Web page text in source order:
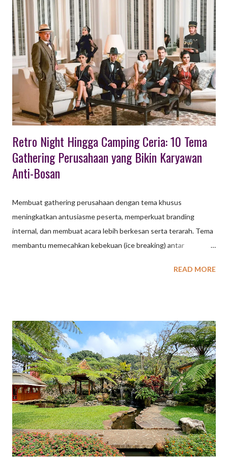
(komunikasi/kepercayaan), offroad, paintball, raftering, archery
battle, hingga gathering santai seperti BBQ dan gala dinner.
Kegiatan yang Cocok Untuk Outing Gathering Berikut adalah
rincian kegiatan yang cocok untuk paket outing gathering
lengkap: Aktivitas Team Building (Pembangun Tim): Fun Team
Building Outbound: Permainan kelompok yang dirancang untuk
meningkatkan kerja sama, komunikasi, dan memecahkan
hambatan antar divisi...
Retro Night Hingga Camping Ceria: 10 Tema
Gathering Perusahaan yang Bikin Karyawan
Anti-Bosan
Membuat gathering perusahaan dengan tema khusus
meningkatkan antusiasme peserta, memperkuat branding
internal, dan membuat acara lebih berkesan serta terarah. Tema
membantu memecahkan kebekuan (ice breaking) antar
kreativitas, serta mempererat kerja sama tim dalam suasana
beach party, superhero) akan membuat karyawan lebih
bersemangat dan meningkatkan kehadiran acara. Memperkuat
Budaya dan Pesan Perusahaan: Tema dapat disesuaikan untuk
menyisipkan nilai-nilai, budaya, atau tujuan perusahaan secara
halus agar lebih mudah diterima dan diingat. Menciptakan
Suasana Santai dan Cair: Konsep bertema sering kali mendorong
peserta untuk berinteraksi lebih terbuka, mengurangi batasan
hierarki, dan memecah kebekuan antar departemen. Mendorong
Kreativitas dan Kerja Sama ...
READ MORE